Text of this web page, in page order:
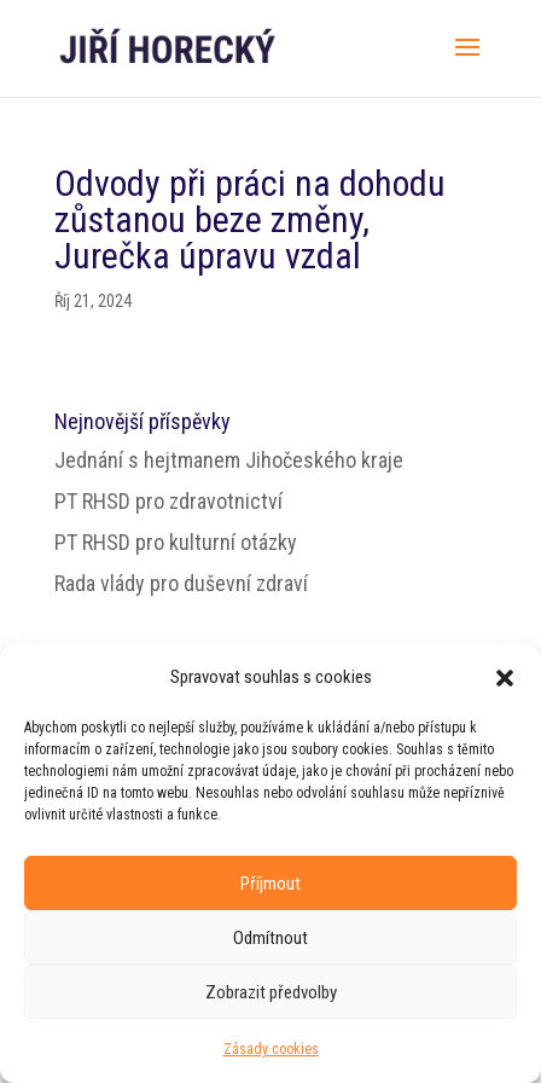
Spravovat souhlas s cookies
Abychom poskytli co nejlepší služby, používáme k ukládání a/nebo přístupu k
informacím o zařízení, technologie jako jsou soubory cookies. Souhlas s těmito
technologiemi nám umožní zpracovávat údaje, jako je chování při procházení nebo
jedinečná ID na tomto webu. Nesouhlas nebo odvolání souhlasu může nepříznivě
ovlivnit určité vlastnosti a funkce.
Příjmout
Odmítnout
Zobrazit předvolby
Zásady cookies
Odvody při práci na dohodu
zůstanou beze změny,
Jurečka úpravu vzdal
Říj 21, 2024
Nejnovější příspěvky
Jednání s hejtmanem Jihočeského kraje
PT RHSD pro zdravotnictví
PT RHSD pro kulturní otázky
Rada vlády pro duševní zdraví
Horeckého
Web vytvořila firmaRUDIve spolupráci s
agenturou